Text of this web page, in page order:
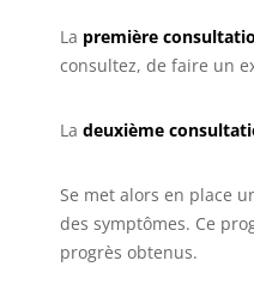
La première
consultez, de faire un
La deuxième
Se met alors en place
des symptômes. Ce
progrès obtenus.